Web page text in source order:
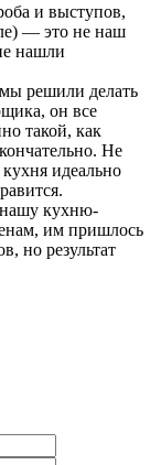
и выступов,
— это не наш
нашли
решили делать
он все
такой, как
Не
идеально
нашу кухню-
им пришлось
но результат